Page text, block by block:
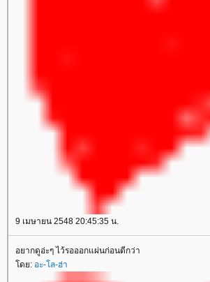
9 เมษายน 2548 20:45:35 น.
อยากดูอ่ะๆ ไว้รอออกแผ่นก่อนดีกว่า
ดย: อะ-โล-ฮ่า